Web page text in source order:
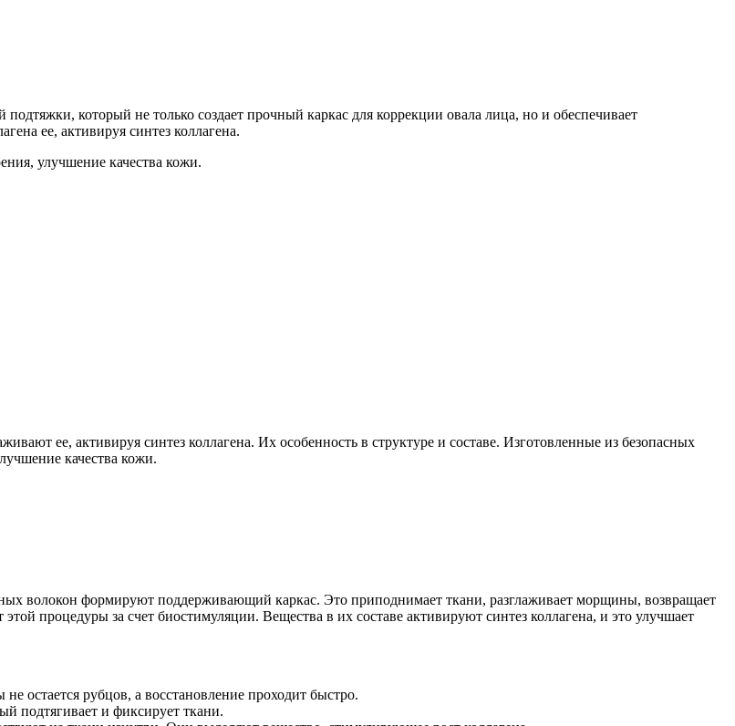
который не только создает прочный каркас для коррекции овала лица, но и обеспечивает
ее, активируя синтез коллагена.
улучшение качества кожи.
ее, активируя синтез коллагена. Их особенность в структуре и составе. Изготовленные из безопасных
качества кожи.
волокон формируют поддерживающий каркас. Это приподнимает ткани, разглаживает морщины, возвращает
процедуры за счет биостимуляции. Вещества в их составе активируют синтез коллагена, и это улучшает
остается рубцов, а восстановление проходит быстро.
подтягивает и фиксирует ткани.